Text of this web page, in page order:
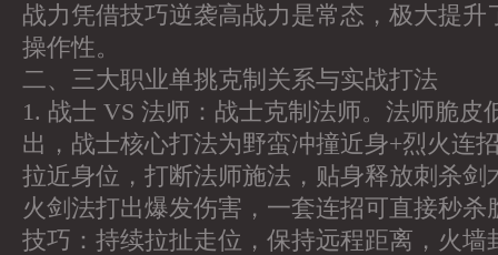
战力凭借技巧逆袭高战力是常态，极大提升
操作性。
二、三大职业单挑克制关系与实战打法
1. 战士 VS 法师：战士克制法师。法师脆皮
出，战士核心打法为野蛮冲撞近身+烈火连
拉近身位，打断法师施法，贴身释放刺杀剑
火剑法打出爆发伤害，一套连招可直接秒杀
技巧：持续拉扯走位，保持远程距离，火墙